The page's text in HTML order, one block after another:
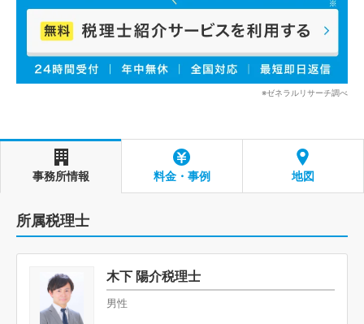
※ゼネラルリサーチ調べ
事務所情報 料金・事例 地図
所属税理士
木下 陽介税理士
男性